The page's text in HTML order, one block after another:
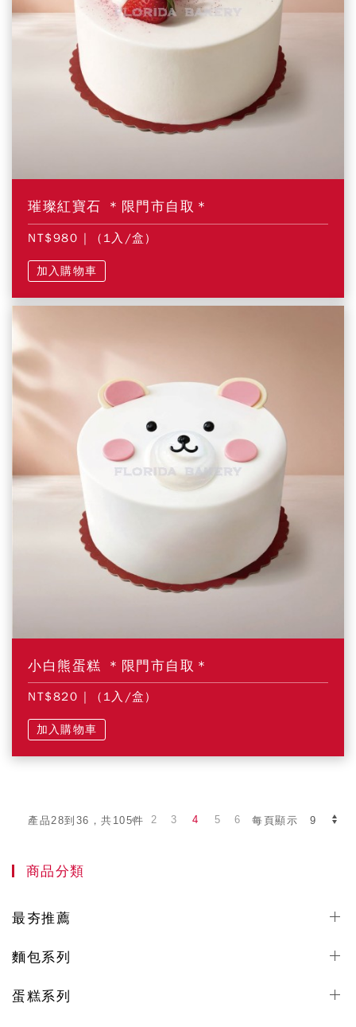
璀璨紅寶石 ＊限門市自取＊
NT$980 | (1入/盒)
加入購物車
小白熊蛋糕 ＊限門市自取＊
NT$820 | (1入/盒)
加入購物車
產品28到36，共105件 每頁顯示
2 3 4 5 6
商品分類
最夯推薦
麵包系列
蛋糕系列